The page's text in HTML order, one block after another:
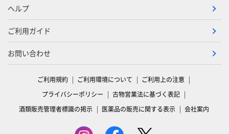
ヘルプ
ご利用ガイド
お問い合わせ
ご利用規約 ご利用環境について
ご利用上の注意
プライバシーポリシー
古物営業法に基づく表記
酒類販売管理者標識の掲示
医薬品の販売に関する表示 会社案内